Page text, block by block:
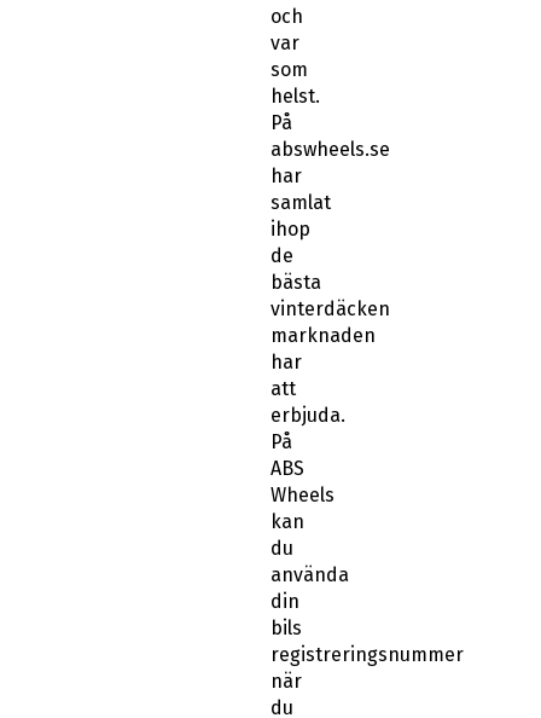
var
som
helst.
På
abswheels.se
har
samlat
ihop
de
bästa
vinterdäcken
marknaden
har
att
erbjuda.
På
ABS
Wheels
kan
du
använda
din
bils
registreringsnummer
när
du
letar